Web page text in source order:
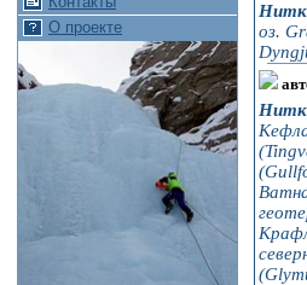
О проекте
оз.